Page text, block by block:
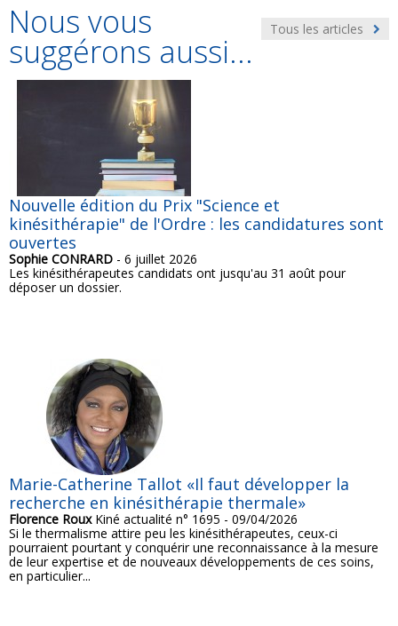
Tous les articles
Nous vous
suggérons aussi...
Nouvelle édition du Prix "Science et
kinésithérapie" de l'Ordre : les candidatures sont
ouvertes
Sophie CONRARD - 6 juillet 2026
Les kinésithérapeutes candidats ont jusqu'au 31 août pour
déposer un dossier.
Marie-Catherine Tallot «Il faut développer la
recherche en kinésithérapie thermale»
Florence RouxKiné actualité n° 1695 - 09/04/2026
Si le thermalisme attire peu les kinésithérapeutes, ceux-ci
pourraient pourtant y conquérir une reconnaissance à la mesure
de leur expertise et de nouveaux développements de ces soins,
en particulier...